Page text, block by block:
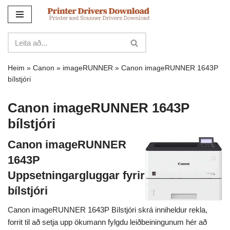
yfir
í
innihald
Heim » Canon » imageRUNNER » Canon imageRUNNER 1643P
bílstjóri
Canon imageRUNNER 1643P
bílstjóri
Canon imageRUNNER
1643P
Uppsetningargluggar fyrir
bílstjóri
Canon imageRUNNER 1643P Bílstjóri skrá inniheldur rekla,
forrit til að setja upp ökumann fylgdu leiðbeiningunum hér að